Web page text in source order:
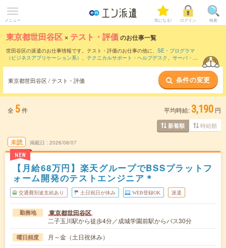
メニュー 気になる! ログイン 検索
東京都世田谷区 × テスト・評価のお仕事一覧
世田谷区の派遣のお仕事情報です。テスト・評価のお仕事の他に、 SE・プログラマ
（ビジネスアプリケーション系） 、 テクニカルサポート・ヘルプデスク 、 サーバ・ネ
などのこだわり条件で絞り込んでいただけます。職種辞典：テスト・評
価のお仕事とは？とは？
東京都世田谷区 / テスト・評価 条件の変更
全 5件 平均時給: 3,190 円
新着順 時給順
未読
NEW
掲載日 2026/08/07
【月給68万円】楽天グループでBSSプラットフ
ォーム開発のテストエンジニア＊
交通費別途支給あり 土日祝日が休み WEB登録OK 派遣
勤務地 東京都世田谷区
二子玉川駅から徒歩4分／成城学園前駅からバス30分
曜日頻度 月～金（土日祝休み）